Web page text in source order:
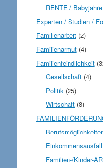
RENTE / Babyjahre
Experten / Studien /
Familienarbeit(2)
Familienarmut(4)
Familienfeindlichkeit
Gesellschaft (4)
Politik (25)
Wirtschaft (8)
Familien-/Kinder-